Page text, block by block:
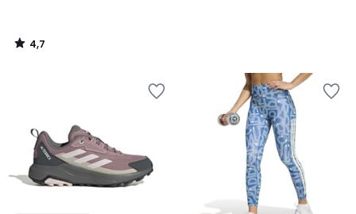
4,7
/